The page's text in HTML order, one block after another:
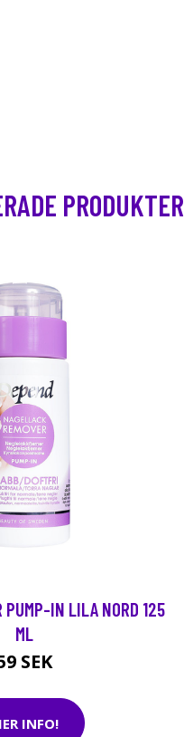
PRODUKTER
PUMP-IN LILA NORD 125
ML
SEK
INFO!